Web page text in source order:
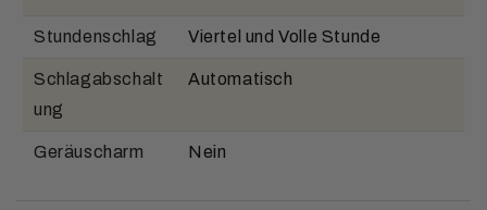
Stundenschlag Viertel und Volle Stunde
Schlagabschalt
ung
Automatisch
Geräuscharm Nein